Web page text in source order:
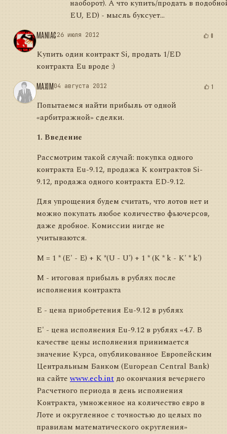
наоборот). А что купить/продать в
EU, ED) - мысль буксует...
MANIAC26 июля 2012 0
Купить один контракт Si, продать 1/ED
контракта Eu вроде :)
MAXIM04 августа 2012 1
Попытаемся найти прибыль от одной
«арбитражной» сделки.
1. Введение
Рассмотрим такой случай: покупка одного
контракта Eu-9.12, продажа К контрактов Si-
9.12, продажа одного контракта ED-9.12.
Для упрощения будем считать, что лотов нет и
можно покупать любое количество фьючерсов,
даже дробное. Комиссии нигде не
учитываются.
M = 1 * (E' - E) + K *(U - U') + 1 * (K * k - K' * k')
M - итоговая прибыль в рублях после
исполнения контракта
Е - цена приобретения Eu-9.12 в рублях
Е' - цена исполнения Eu-9.12 в рублях «4.7. В
качестве цены исполнения принимается
значение Курса, опубликованное Европейским
Центральным Банком (European Central Bank)
на сайтеwww.ecb.int до окончания вечернего
Расчетного периода в день исполнения
Контракта, умноженное на количество евро в
Лоте и округленное с точностью до целых по
правилам математического округления»